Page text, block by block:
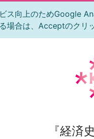
ス向上のためGoogle
場合は、Acceptのクリ
『経済